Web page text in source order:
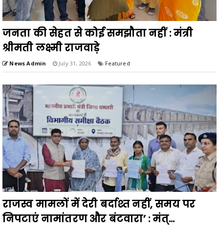
जनता की सेहत से कोई समझौता नहीं : मंत्री
श्रीमती लक्ष्मी राजवाड़े
News Admin July 31, 2026 Featured
राजस्व मामलों में देरी बर्दाश्त नहीं, समय पर
निपटाएं नामांतरण और बंटवारा’ : मंत्...